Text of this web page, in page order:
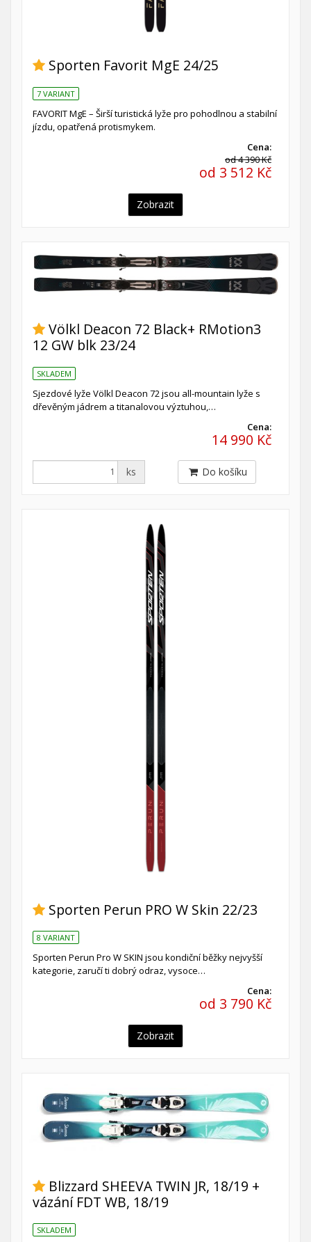
Sporten Favorit MgE 24/25
7 VARIANT
FAVORIT MgE – Širší turistická lyže pro pohodlnou a stabilní
jízdu, opatřená protismykem.
Cena:
od 4 390 Kč
od 3 512 Kč
Zobrazit
Völkl Deacon 72 Black+ RMotion3
12 GW blk 23/24
SKLADEM
Sjezdové lyže Völkl Deacon 72 jsou all-mountain lyže s
dřevěným jádrem a titanalovou výztuhou,…
Cena:
14 990 Kč
ks Do košíku
Sporten Perun PRO W Skin 22/23
8 VARIANT
Sporten Perun Pro W SKIN jsou kondiční běžky nejvyšší
kategorie, zaručí ti dobrý odraz, vysoce…
Cena:
od 3 790 Kč
Zobrazit
Blizzard SHEEVA TWIN JR, 18/19 +
vázání FDT WB, 18/19
SKLADEM